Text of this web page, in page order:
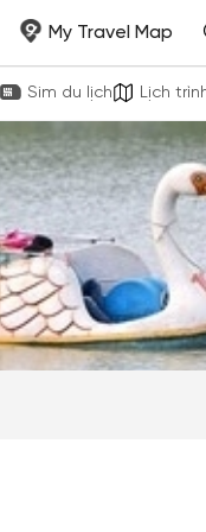
My Travel Map
Sim du lịch Lịch